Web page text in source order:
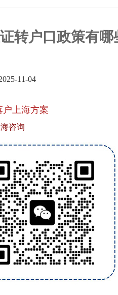
转户口政策有哪
11-04
户上海方案
咨询